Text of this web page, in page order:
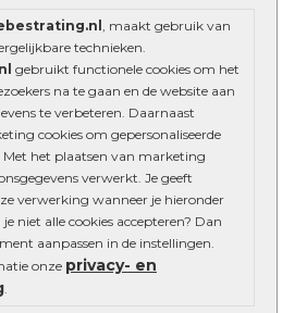
, maakt gebruik van
technieken.
gebruikt functionele cookies om het
na te gaan en de website aan
te verbeteren. Daarnaast
cookies om gepersonaliseerde
Met het plaatsen van marketing
verwerkt. Je geeft
verwerking wanneer je hieronder
niet alle cookies accepteren? Dan
aanpassen in de instellingen.
onze privacy- en